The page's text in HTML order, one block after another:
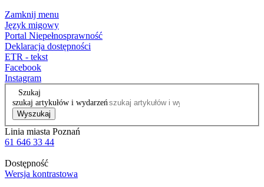
Zamknij menu
Język migowy
Portal Niepełnosprawność
Deklaracja dostępności
ETR - tekst
Facebook
Instagram
Szukaj
szukaj artykułów i wydarzeń
Wyszukaj
Linia miasta Poznań
61 646 33 44
Dostępność
Wersja kontrastowa